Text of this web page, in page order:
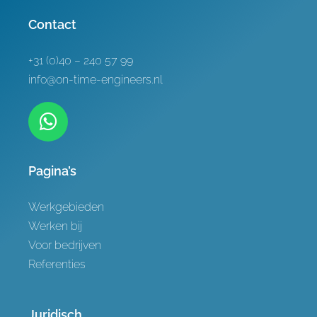
Contact
+31 (0)40 – 240 57 99
info@on-time-engineers.nl
Pagina’s
Werkgebieden
Werken bij
Voor bedrijven
Referenties